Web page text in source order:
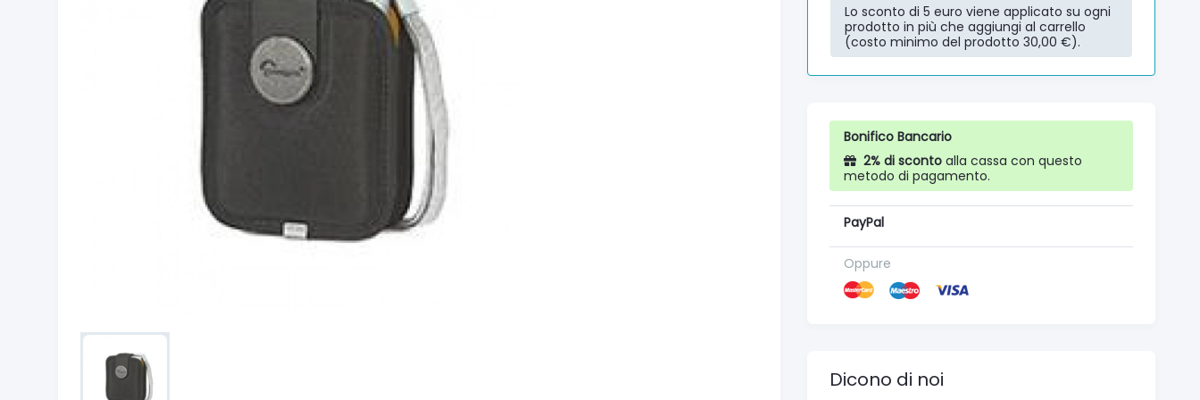
Lo sconto di 5 euro viene applicato su ogni
prodotto in più che aggiungi al carrello
(costo minimo del prodotto 30,00 €).
Bonifico Bancario
2% di sconto alla cassa con questo
metodo di pagamento.
PayPal
Oppure
Dicono di noi